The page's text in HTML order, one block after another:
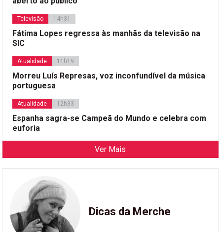
Televisão 14h31
Fátima Lopes regressa às manhãs da televisão na
SIC
Atualidade 11h19
Morreu Luís Represas, voz inconfundível da música
portuguesa
Atualidade 12h33
Espanha sagra-se Campeã do Mundo e celebra com
euforia
Ver Mais
Dicas da Merche